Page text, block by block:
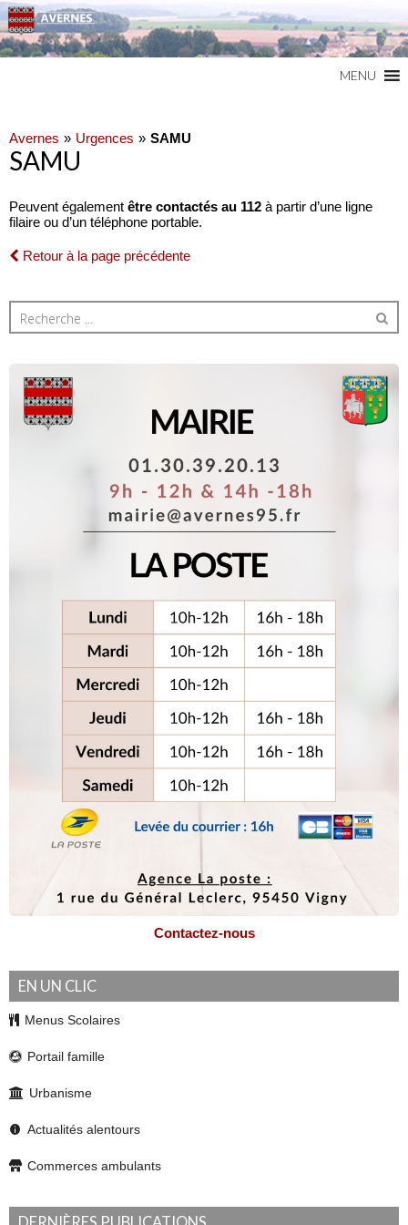
MENU
Avernes Urgences SAMU
SAMU
Peuvent également être contactés au 112 à partir d’une ligne
filaire ou d’un téléphone portable.
Retour à la page précédente
Contactez-nous
EN UN CLIC
Menus Scolaires
Portail famille
Urbanisme
Actualités alentours
Commerces ambulants